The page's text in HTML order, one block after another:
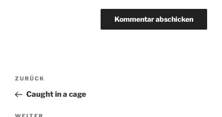
i
t
V
o
h
ZURÜCK
Caught in a cage